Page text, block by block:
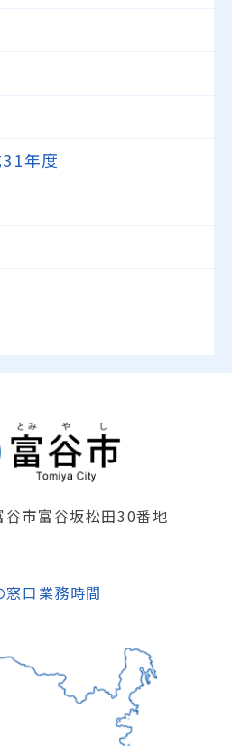
年度
市富谷坂松田30番地
口業務時間